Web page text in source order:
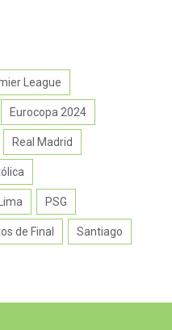
League
Eurocopa 2024
Real Madrid
PSG
de Final Santiago